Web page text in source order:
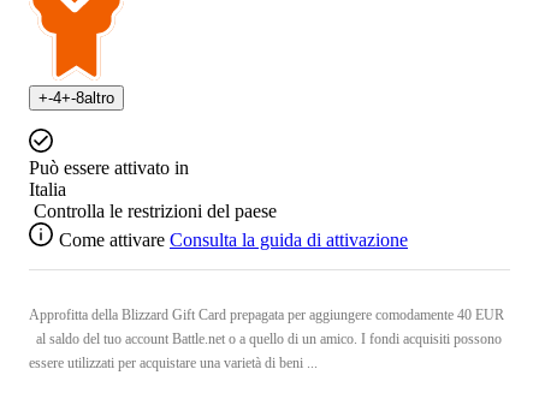
+-4+-8altro
Può essere attivato in
Italia
Controlla le restrizioni del paese
Come attivare Consulta la guida di attivazione
Approfitta della Blizzard Gift Card prepagata per aggiungere comodamente 40 EUR
al saldo del tuo account Battle.net o a quello di un amico. I fondi acquisiti possono
essere utilizzati per acquistare una varietà di beni ...